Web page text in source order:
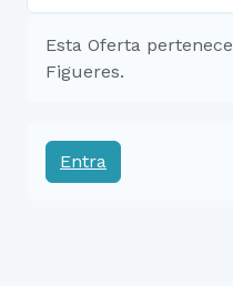
Esta Oferta
Figueres.
Entra